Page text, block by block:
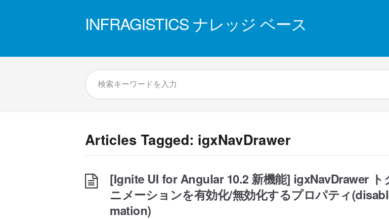
INFRAGISTICS ナレッジ ベース
Articles Tagged: igxNavDrawer
[Ignite UI for Angular 10.2 新機能] igxNavDrawer ト
ニメーションを有効化/無効化するプロパティ
mation)